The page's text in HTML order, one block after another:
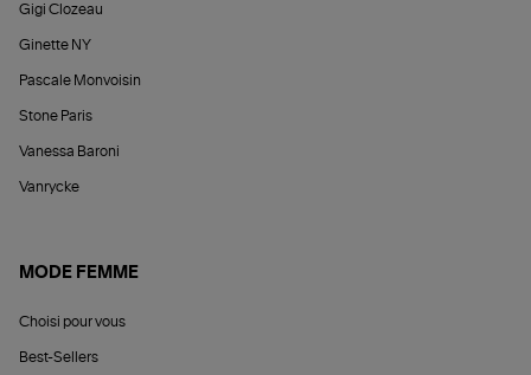
Gigi Clozeau
Ginette NY
Pascale Monvoisin
Stone Paris
Vanessa Baroni
Vanrycke
MODE FEMME
Choisi pour vous
Best-Sellers